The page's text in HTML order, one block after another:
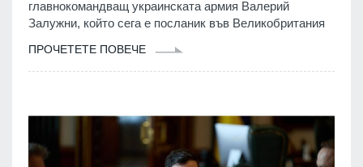
главнокомандващ украинската армия Валерий
Залужни, който сега е посланик във Великобритания
ПРОЧЕТЕТЕ ПОВЕЧЕ